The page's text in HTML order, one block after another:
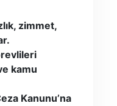
zimmet,
kamu
Kanunu’na